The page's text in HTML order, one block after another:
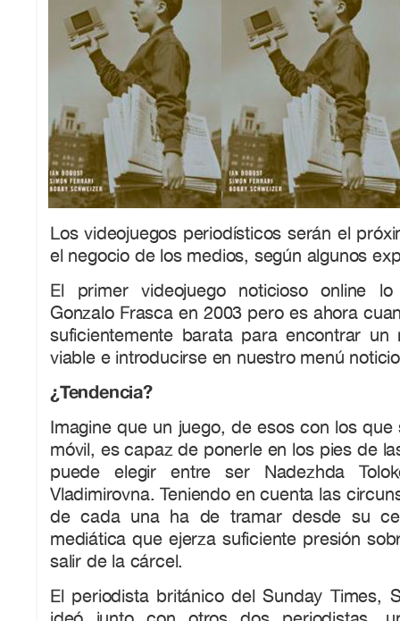
Los videojuegos periodísticos serán el
el negocio de los medios, según algunos
El primer videojuego noticioso online
Gonzalo Frasca en 2003 pero es ahora
suficientemente barata para encontrar un
viable e introducirse en nuestro menú
¿Tendencia?
Imagine que un juego, de esos con los que
móvil, es capaz de ponerle en los pies de
puede elegir entre ser Nadezhda
Vladimirovna. Teniendo en cuenta las
de cada una ha de tramar desde su
mediática que ejerza suficiente presión
salir de la cárcel.
El periodista británico del Sunday Times,